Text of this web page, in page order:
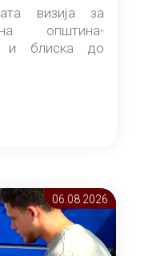
визија за
општина-
и блиска до
06.08 2026